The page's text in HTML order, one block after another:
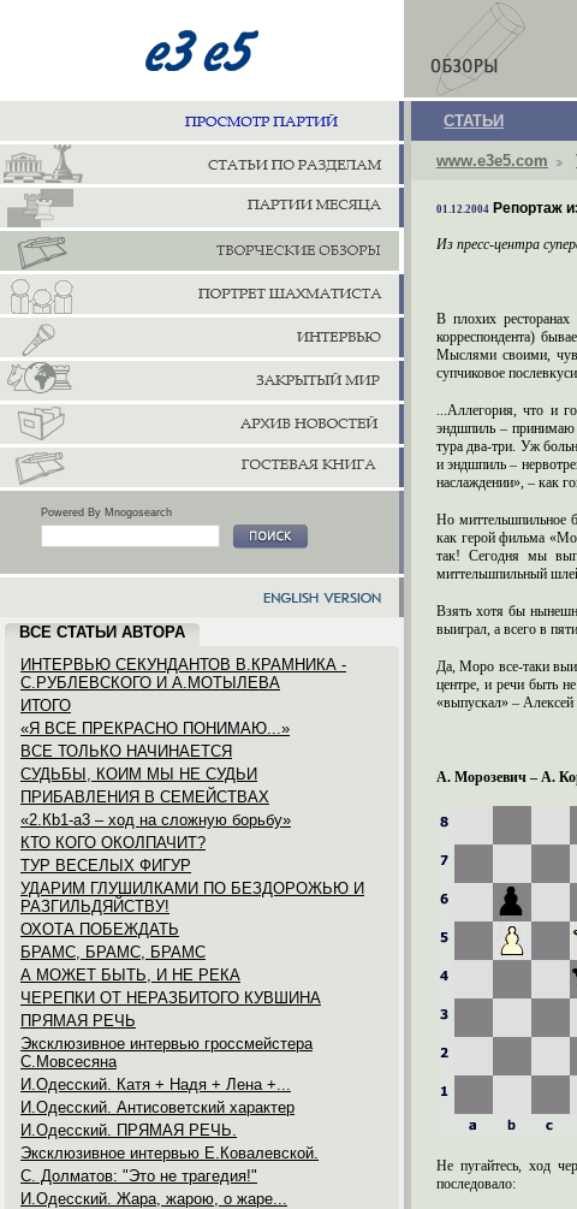
Powered By Mnogosearch
ВСЕ СТАТЬИ АВТОРА
ИНТЕРВЬЮ СЕКУНДАНТОВ В.КРАМНИКА -
С.РУБЛЕВСКОГО И А.МОТЫЛЕВА
ИТОГО
«Я ВСЕ ПРЕКРАСНО ПОНИМАЮ...»
ВСЕ ТОЛЬКО НАЧИНАЕТСЯ
СУДЬБЫ, КОИМ МЫ НЕ СУДЬИ
ПРИБАВЛЕНИЯ В СЕМЕЙСТВАХ
«2.Кb1-a3 – ход на сложную борьбу»
КТО КОГО ОКОЛПАЧИТ?
ТУР ВЕСЕЛЫХ ФИГУР
УДАРИМ ГЛУШИЛКАМИ ПО БЕЗДОРОЖЬЮ И
РАЗГИЛЬДЯЙСТВУ!
ОХОТА ПОБЕЖДАТЬ
БРАМС, БРАМС, БРАМС
А МОЖЕТ БЫТЬ, И НЕ РЕКА
ЧЕРЕПКИ ОТ НЕРАЗБИТОГО КУВШИНА
ПРЯМАЯ РЕЧЬ
Эксклюзивное интервью гроссмейстера
С.Мовсесяна
И.Одесский. Катя + Надя + Лена +...
И.Одесский. Антисоветский характер
И.Одесский. ПРЯМАЯ РЕЧЬ.
Эксклюзивное интервью Е.Ковалевской.
C. Долматов: "Это не трагедия!"
И.Одесский. Жара, жарою, о жаре...
СТАТЬИ
www.e3e5.com
01.12.2004 Репортаж
Из пресс-центра
В плохих
корреспондента)
Мыслями своими,
супчиковое
...Аллегория, что и
эндшпиль – принимаю
тура два-три. Уж
и эндшпиль –
наслаждении», – как
Но миттельшпильное
как герой фильма
так! Сегодня мы
миттельшпильный
Взять хотя бы
выиграл, а всего в
Да, Моро все-таки
центре, и речи быть
«выпускал» – Алексей
А. Морозевич – А.
Не пугайтесь, ход
последовало: